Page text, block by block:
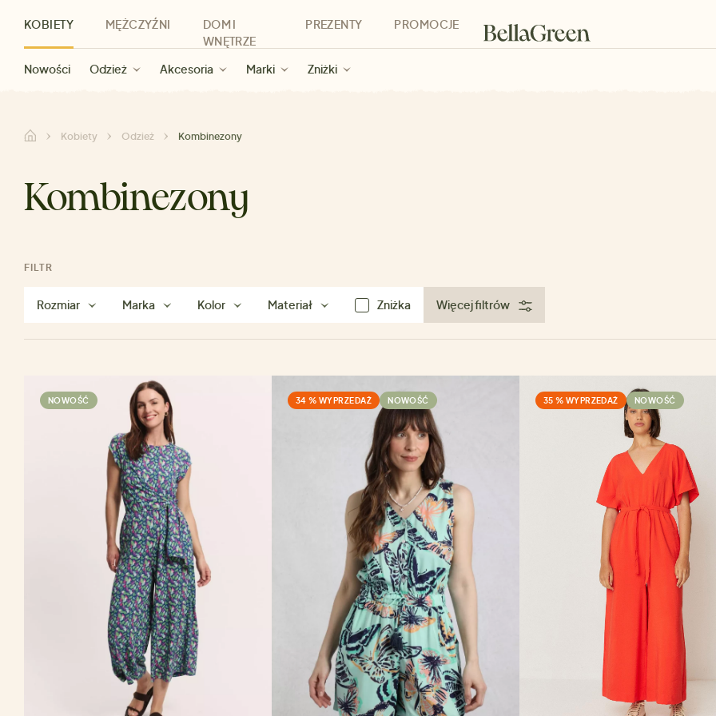
KOBIETY
Nowości Odzież Akcesoria Marki Zniżki
MĘŻCZYŹNI
Nowości Odzież Marki Zniżki
DOM I
WNĘTRZE
PREZENTY
Dla kobiet Dla mężczyzn Dla dzieci Dla wszystkich
PROMOCJE
Wyprzedaż dla kobiet Wyprzedaż dla mężczyzn
Kobiety Odzież Kombinezony
Kombinezony
FILTR
Rozmiar Marka Kolor Materiał Zniżka Więcej filtrów
NOWOŚĆ 34 % WYPRZEDAŻ NOWOŚĆ 35 % WYPRZEDAŻ NOWOŚĆ